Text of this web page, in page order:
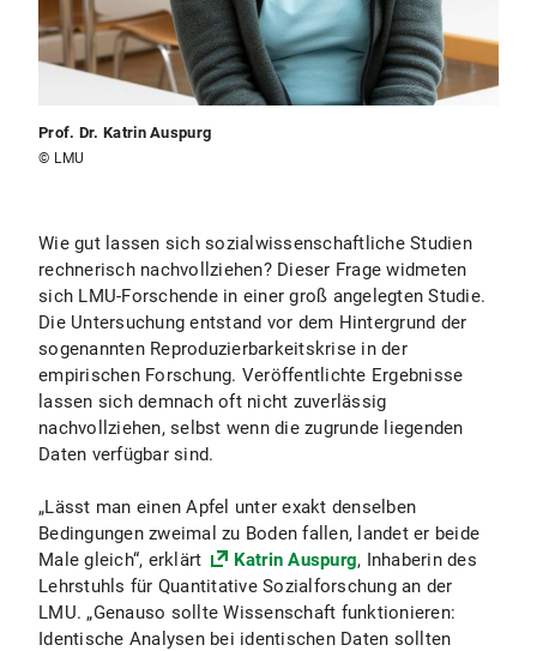
Prof. Dr. Katrin Auspurg
© LMU
Wie gut lassen sich sozialwissenschaftliche Studien
rechnerisch nachvollziehen? Dieser Frage widmeten
sich LMU-Forschende in einer groß angelegten Studie.
Die Untersuchung entstand vor dem Hintergrund der
sogenannten Reproduzierbarkeitskrise in der
empirischen Forschung. Veröffentlichte Ergebnisse
lassen sich demnach oft nicht zuverlässig
nachvollziehen, selbst wenn die zugrunde liegenden
Daten verfügbar sind.
„Lässt man einen Apfel unter exakt denselben
Bedingungen zweimal zu Boden fallen, landet er beide
Male gleich“, erklärt
Katrin Auspurg, Inhaberin des
Lehrstuhls für Quantitative Sozialforschung an der
LMU. „Genauso sollte Wissenschaft funktionieren:
Identische Analysen bei identischen Daten sollten